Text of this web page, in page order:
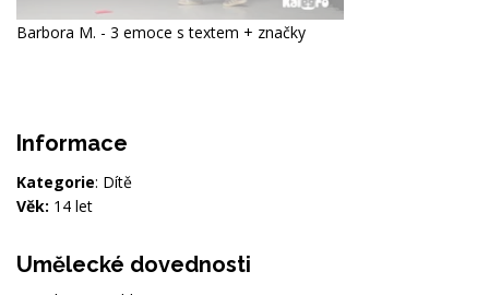
Barbora M. - 3 emoce s textem + značky
Informace
Kategorie: Dítě
Věk: 14 let
Umělecké dovednosti